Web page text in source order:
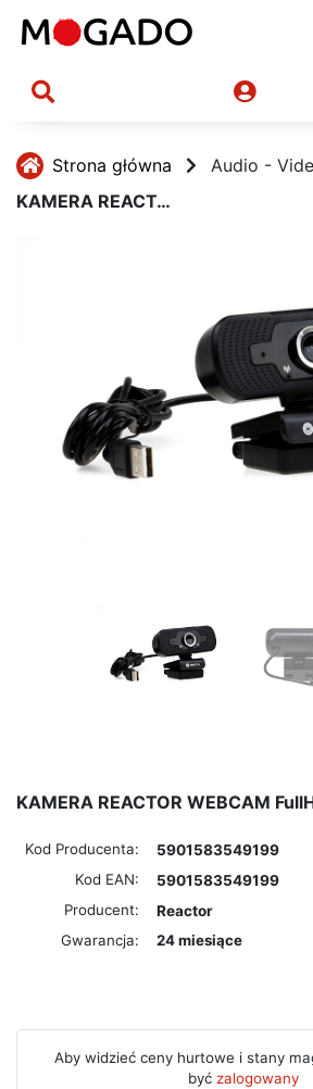
Strona główna Audio -
KAMERA REACTOR WEBCAM FullHD U2.0 .
KAMERA REACTOR WEBCAM
Kod Producenta:
5901583549199
Kod EAN:
5901583549199
Producent:
Reactor
Gwarancja:
24 miesiące
Aby widzieć ceny hurtowe i stany
być zalogowany